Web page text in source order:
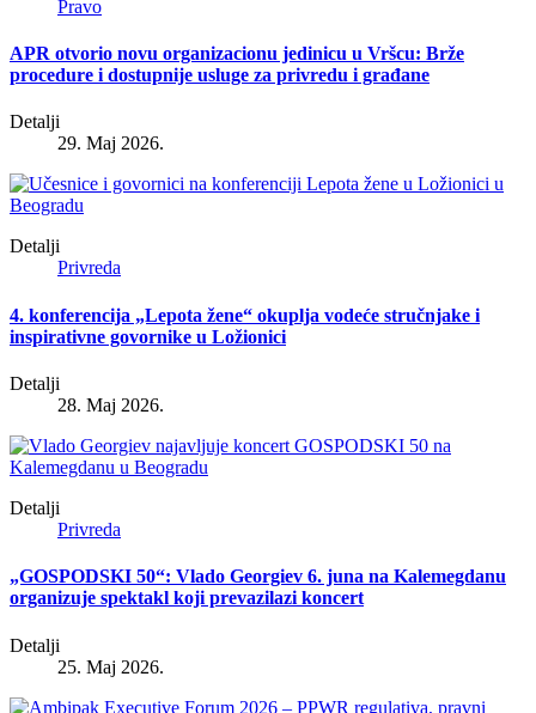
Pravo
APR otvorio novu organizacionu jedinicu u Vršcu: Brže
procedure i dostupnije usluge za privredu i građane
Detalji
29. Maj 2026.
Detalji
Privreda
4. konferencija „Lepota žene“ okuplja vodeće stručnjake i
inspirativne govornike u Ložionici
Detalji
28. Maj 2026.
Detalji
Privreda
„GOSPODSKI 50“: Vlado Georgiev 6. juna na Kalemegdanu
organizuje spektakl koji prevazilazi koncert
Detalji
25. Maj 2026.